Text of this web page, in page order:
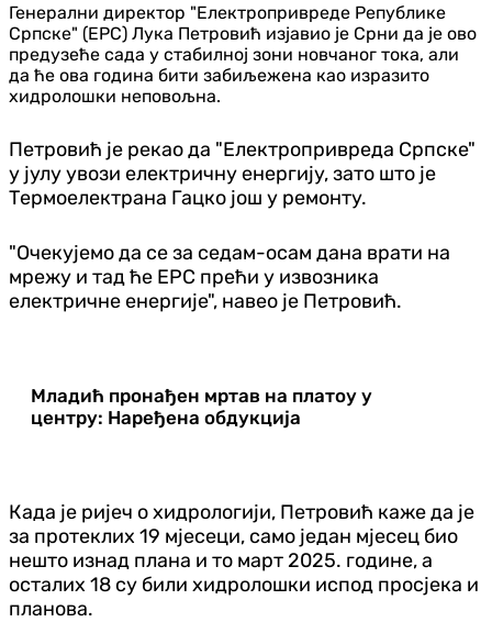
Генерални директор "Електропривреде Републике
Српске" (ЕРС) Лука Петровић изјавио је Срни да је ово
предузеће сада у стабилној зони новчаног тока, али
да ће ова година бити забиљежена као изразито
хидролошки неповољна.
Петровић је рекао да "Електропривреда Српске"
у јулу увози електричну енергију, зато што је
Термоелектрана Гацко још у ремонту.
"Очекујемо да се за седам-осам дана врати на
мрежу и тад ће ЕРС прећи у извозника
електричне енергије", навео је Петровић.
Младић пронађен мртав на платоу у
центру: Наређена обдукција
Када је ријеч о хидрологији, Петровић каже да је
за протеклих 19 мјесеци, само један мјесец био
нешто изнад плана и то март 2025. године, а
осталих 18 су били хидролошки испод просјека и
планова.